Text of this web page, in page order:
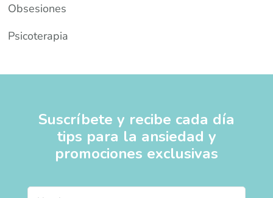
Obsesiones
Psicoterapia
Suscríbete y recibe cada día
tips para la ansiedad y
promociones exclusivas